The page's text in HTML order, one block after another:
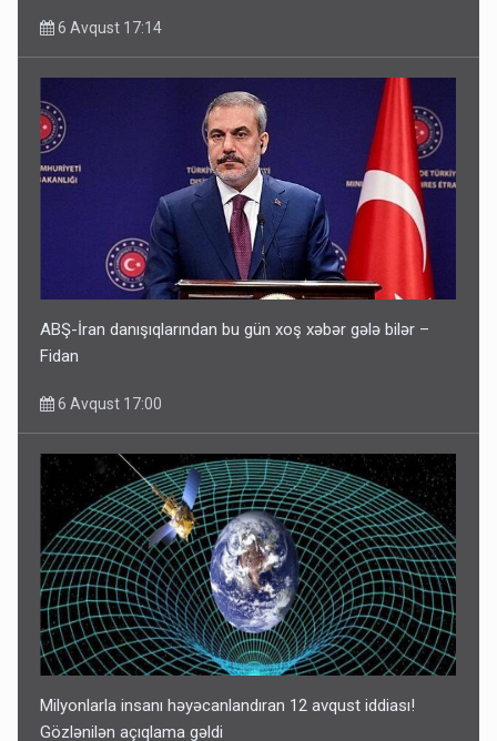
6 Avqust 17:14
ABŞ-İran danışıqlarından bu gün xoş xəbər gələ bilər –
Fidan
6 Avqust 17:00
Milyonlarla insanı həyəcanlandıran 12 avqust iddiası!
Gözlənilən açıqlama gəldi